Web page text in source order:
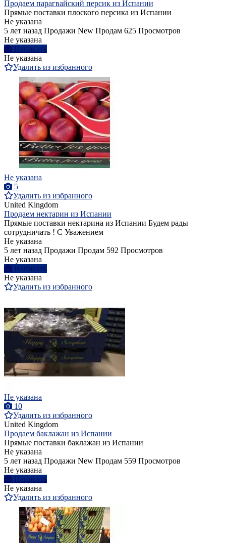
Продаем парагвайский персик из Испании
Прямые поставки плоского персика из Испании
Не указана
5 лет назад Продажи New Продам 625 Просмотров
Не указана
Написать
Не указана
Удалить из избранного
Не указана
5
Удалить из избранного
United Kingdom
Продаем нектарин из Испании
Прямые поставки нектарина из Испании Будем рады
сотрудничать ! С Уважением
Не указана
5 лет назад Продажи Продам 592 Просмотров
Не указана
Написать
Не указана
Удалить из избранного
Не указана
10
Удалить из избранного
United Kingdom
Продаем баклажан из Испании
Прямые поставки баклажан из Испании
Не указана
5 лет назад Продажи New Продам 559 Просмотров
Не указана
Написать
Не указана
Удалить из избранного